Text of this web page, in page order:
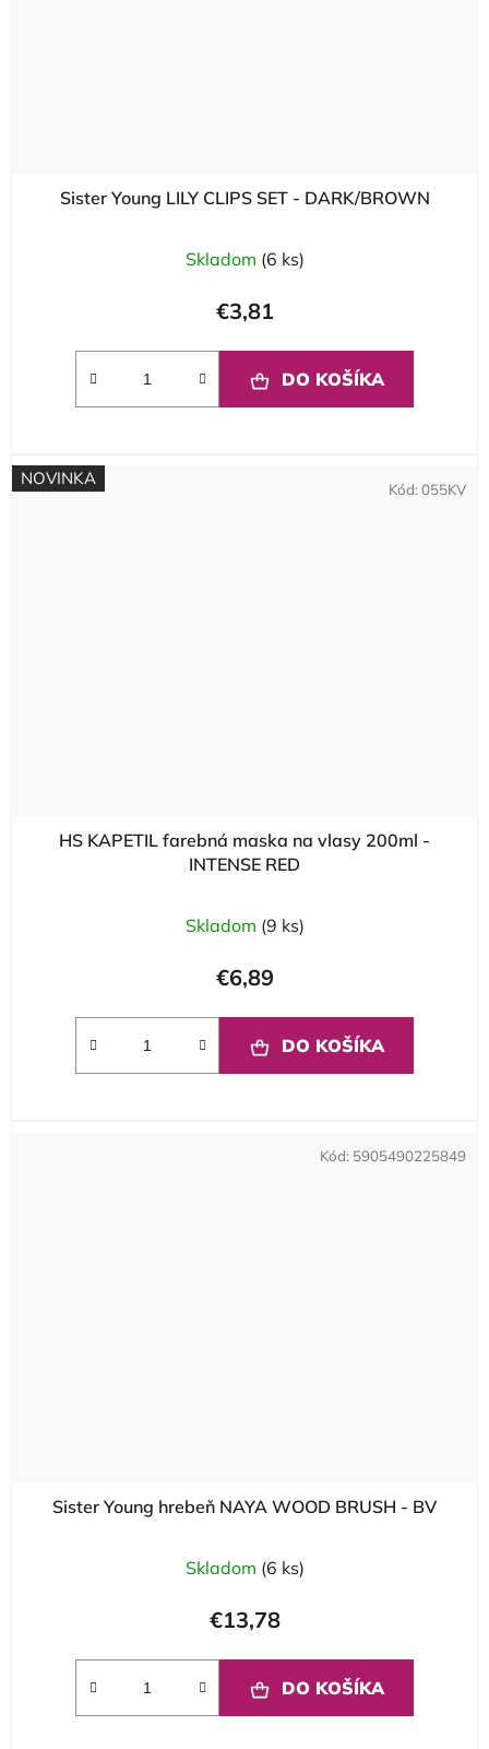
Sister Young LILY CLIPS SET - DARK/BROWN
Skladom (6 ks)
€3,81
DO KOŠÍKA
NOVINKA
HS KAPETIL farebná maska na vlasy 200ml -
INTENSE RED
Skladom (9 ks)
€6,89
DO KOŠÍKA
Kód: 055KV
Sister Young hrebeň NAYA WOOD BRUSH - BV
Skladom (6 ks)
€13,78
DO KOŠÍKA
Kód: 5905490225849